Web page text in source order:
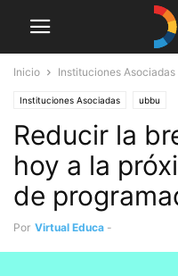
Inicio Instituciones Asociadas
Instituciones Asociadas ubbu
Reducir la
hoy a la
de
Por Virtual Educa -